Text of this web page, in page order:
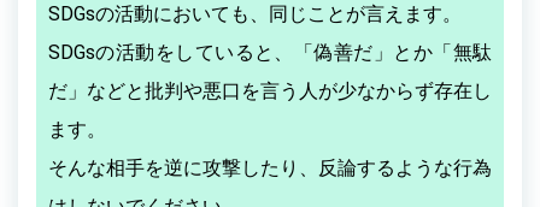
SDGsの活動においても、同じことが言えます。
SDGsの活動をしていると、「偽善だ」とか「無駄
だ」などと批判や悪口を言う人が少なからず存在し
ます。
そんな相手を逆に攻撃したり、反論するような行為